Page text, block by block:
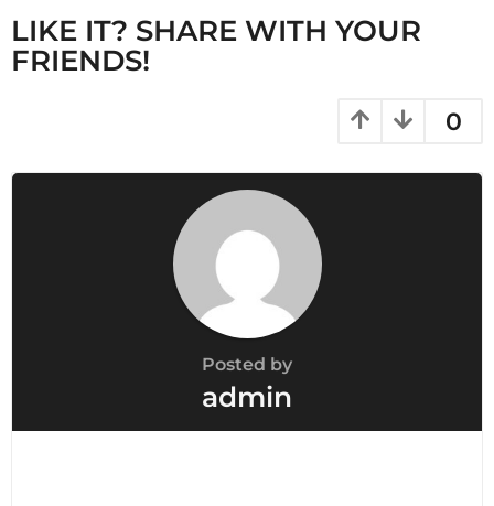
LIKE IT? SHARE WITH YOUR
FRIENDS!
0
Posted by
admin